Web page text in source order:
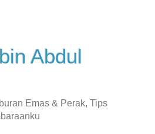
Abdul
Emas & Perak, Tips